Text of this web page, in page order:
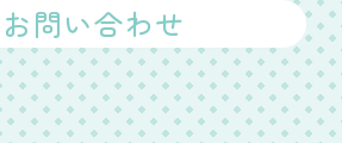
お問い合わせ